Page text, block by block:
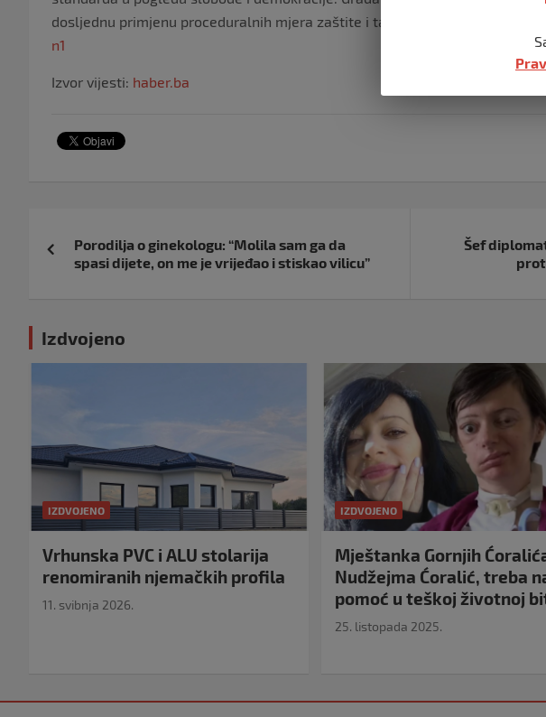
dosljednu primjenu proceduralnih mjera zaštite i tajnost glasanja”,
n1
Izvor vijesti: haber.ba
objava
Porodilja o ginekologu: “Molila sam ga da
spasi dijete, on me je vrijeđao i stiskao vilicu”
Šef
Izdvojeno
IZDVOJENO
Vrhunska PVC i ALU stolarija
renomiranih njemačkih profila
11. svibnja 2026.
IZDVOJENO
Mještanka Gornjih
Nudžejma Ćoralić, treba
pomoć u teškoj životnoj
25. listopada 2025.